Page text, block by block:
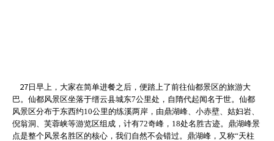
27 日早上，大家在简单进餐之后，便踏上了前往仙都景区的旅游大
巴。 仙都风景区坐落于缙云县城东7公里处，自隋代起闻名于世。仙都
风景区分布于东西约10公里的练溪两岸，由鼎湖峰、小赤壁、 姑妇岩、
倪翁洞、 芙蓉峡等游览区组成，计有72奇峰， 18处名胜古迹。 鼎湖峰景
点是整个风景名胜区的核心，我们自然不会错过。鼎湖峰，又称“天柱